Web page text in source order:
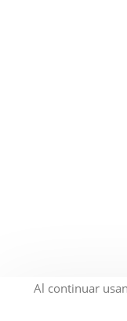
Al continuar